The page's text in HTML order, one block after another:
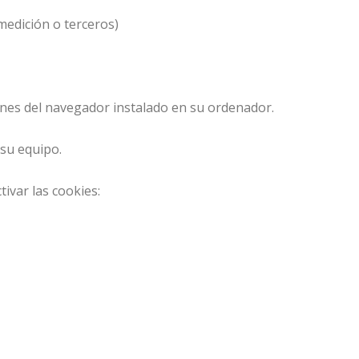
o terceros)
del navegador instalado en su ordenador.
equipo.
las cookies: